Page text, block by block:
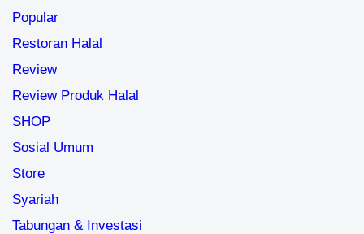
Popular
Restoran Halal
Review
Review Produk Halal
SHOP
Sosial Umum
Store
Syariah
Tabungan & Investasi